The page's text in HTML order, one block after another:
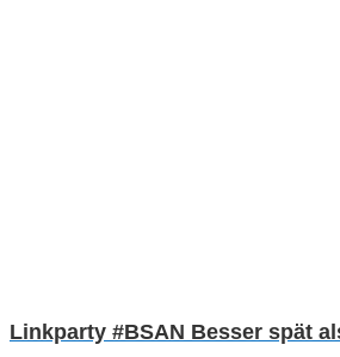
Linkparty #BSAN Besser spät